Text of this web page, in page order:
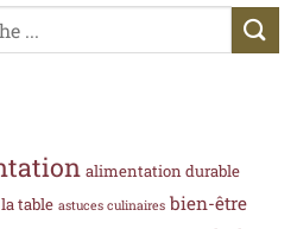
alimentation durable
table astuces culinaires bien-être